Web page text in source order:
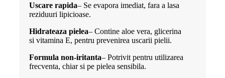
Uscare rapida– Se evapora imediat, fara a lasa
reziduuri lipicioase.
Hidrateaza pielea– Contine aloe vera, glicerina
si vitamina E, pentru prevenirea uscarii pielii.
Formula non-iritanta– Potrivit pentru utilizarea
frecventa, chiar si pe pielea sensibila.